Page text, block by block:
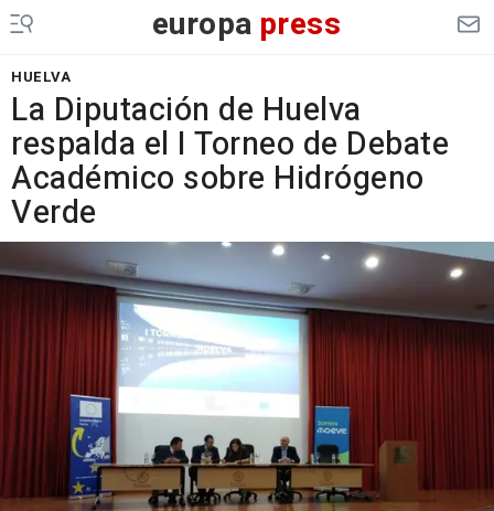
europa press
HUELVA
La Diputación de Huelva
respalda el I Torneo de Debate
Académico sobre Hidrógeno
Verde